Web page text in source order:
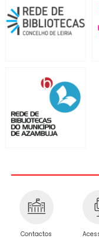
Contactos